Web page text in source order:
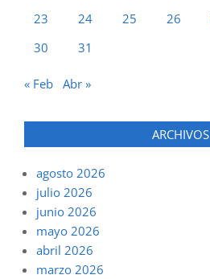
23
24 25 26
30
31
« Feb Abr »
ARCHIVOS
agosto 2026
julio 2026
junio 2026
mayo 2026
abril 2026
marzo 2026